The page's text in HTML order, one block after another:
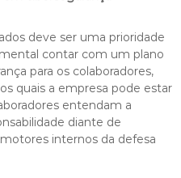
deve ser uma prioridade
contar com um plano
para os colaboradores,
quais a empresa pode estar
entendam a
diante de
internos da defesa